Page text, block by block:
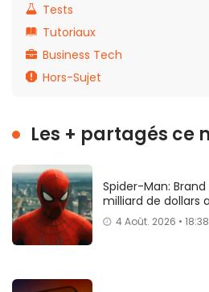
Tests
Tutoriaux
Business Tech
Hors-Sujet
Les + partagés ce
Spider-Man:
milliard de dollars
4 Août. 2026 • 18:38